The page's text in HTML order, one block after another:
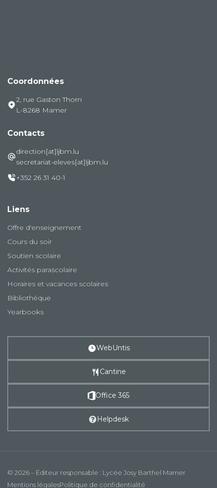
Coordonnées
2, rue Gaston Thorn
L-8268 Mamer
Contacts
direction[at]ljbm.lu
secretariat-eleves[at]ljbm.lu
+352 26 31 40-1
Liens
Offre d'enseignement
Cours du soir
Soutien scolaire
Activités parascolaire
Horaires et vacances scolaires
Bibliothèque
Yearbooks
WebUntis
Cantine
Office 365
Helpdesk
© 2026 – Éditeur responsable : Lycée Josy Barthel Mamer
Mentions légalesPolitique de confidentialité